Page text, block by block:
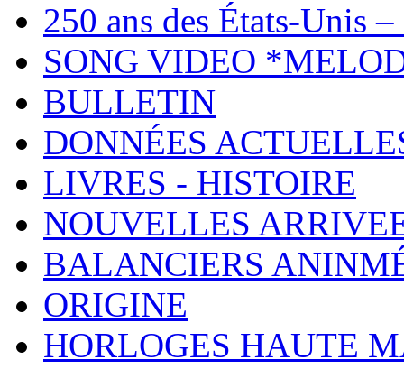
250 ans des États-Unis
SONG VIDEO
BULLETIN
DONNÉES
LIVRES - HISTOIRE
NOUVELLES
BALANCIERS
ORIGINE
HORLOGES HAUTE